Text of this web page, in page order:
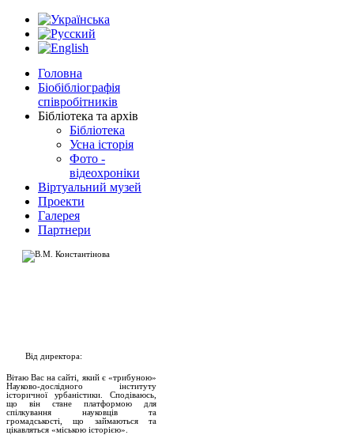
Головна
Біобібліографія
співробітників
Бібліотека та архів
Бібліотека
Усна історія
Фото -
відеохроніки
Віртуальний музей
Проекти
Галерея
Партнери
Від директора:
Вітаю Вас на сайті, який є «трибуною»
Науково-дослідного інституту
історичної урбаністики. Сподіваюсь,
що він стане платформою для
спілкування науковців та
громадськості, що займаються та
цікавляться «міською історією».